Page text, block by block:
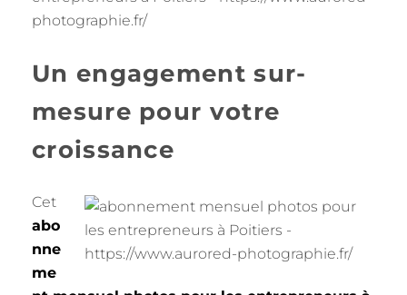
Un engagement sur-
mesure pour votre
croissance
Cet
abo
nne
me